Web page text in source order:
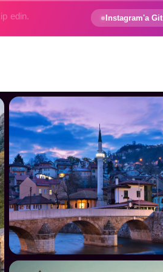
Instagram'a Git